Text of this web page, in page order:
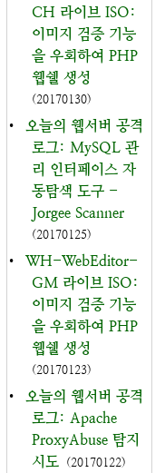
CH 라이브 ISO:
이미지 검증 기능
을 우회하여 PHP
웹쉘 생성
(20170130)
•
오늘의 웹서버 공격
로그: MySQL 관
리 인터페이스 자
동탐색 도구 -
Jorgee Scanner
(20170125)
•
WH-WebEditor-
GM 라이브 ISO:
이미지 검증 기능
을 우회하여 PHP
웹쉘 생성
(20170123)
•
오늘의 웹서버 공격
로그: Apache
ProxyAbuse 탐지
시도 (20170122)